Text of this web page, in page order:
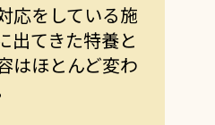
応をしている施
出てきた特養と
はほとんど変わ